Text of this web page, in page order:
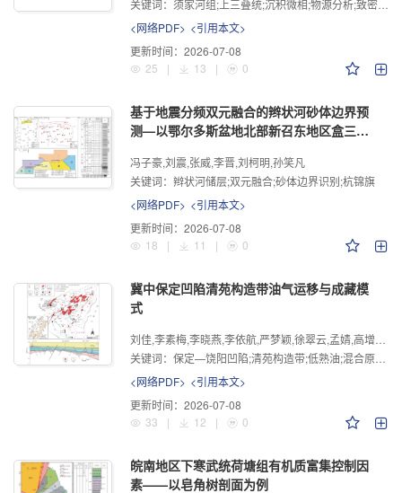
关键词： 须家河组;上三叠统;沉积微相;物源分析;致密砂岩;四川盆地
<网络PDF> <引用本文>
更新时间： 2026-07-08
25
| 13 | 0
基于地震分频双元融合的辫状河砂体边界预
测—以鄂尔多斯盆地北部新召东地区盒三段
冯子豪,刘震,张威,李晋,刘柯明,孙笑凡
关键词： 辫状河储层;双元融合;砂体边界识别;杭锦旗
<网络PDF> <引用本文>
更新时间： 2026-07-08
18
| 11 | 0
冀中保定凹陷清苑构造带油气运移与成藏模
式
关键词： 保定—饶阳凹陷;清苑构造带;低熟油;混合原油;地球化学特征
<网络PDF> <引用本文>
更新时间： 2026-07-08
33
| 12 | 0
皖南地区下寒武统荷塘组有机质富集控制因
素——以皂角树剖面为例